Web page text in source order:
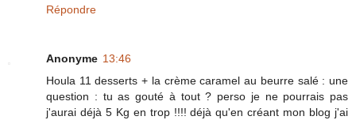
Répondre
Anonyme 13:46
Houla 11 desserts + la crème caramel au beurre salé : une
question : tu as gouté à tout ? perso je ne pourrais pas
j'aurai déjà 5 Kg en trop !!!! déjà qu'en créant mon blog j'ai